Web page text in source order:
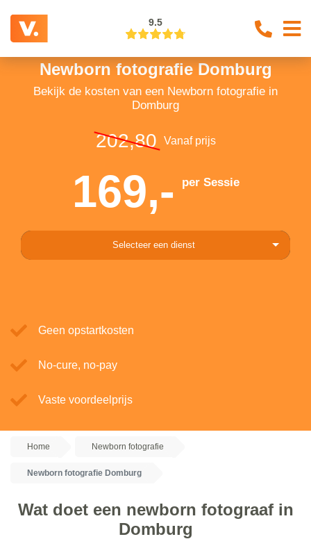
9.5
Newborn fotografie Domburg
Bekijk de kosten van een Newborn fotografie in
Domburg
202,80 Vanaf prijs
169,- per Sessie
Selecteer een dienst
Geen opstartkosten
No-cure, no-pay
Vaste voordeelprijs
Home Newborn fotografie
Newborn fotografie Domburg
Wat doet een newborn fotograaf in
Domburg